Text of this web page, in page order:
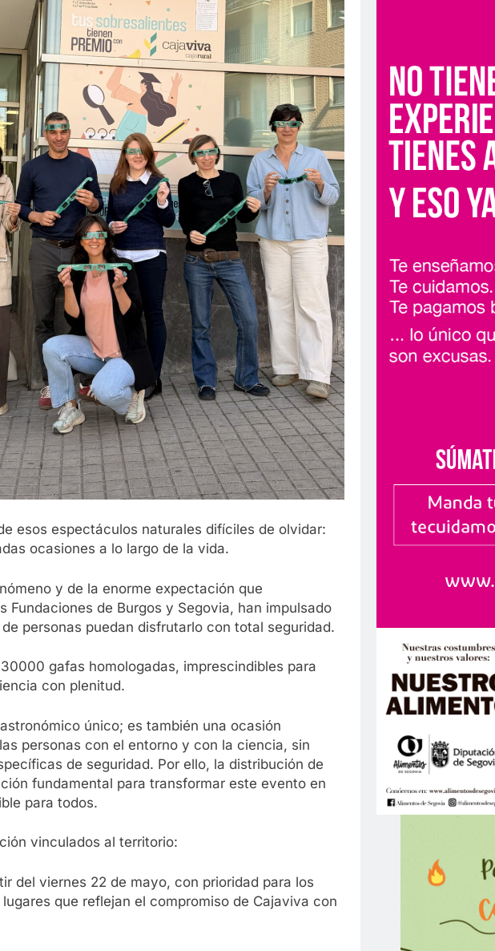
esos espectáculos naturales difíciles de olvidar:
ocasiones a lo largo de la vida.
y de la enorme expectación que
Fundaciones de Burgos y Segovia, han impulsado
personas puedan disfrutarlo con total seguridad.
gafas homologadas, imprescindibles para
con plenitud.
único; es también una ocasión
personas con el entorno y con la ciencia, sin
de seguridad. Por ello, la distribución de
fundamental para transformar este evento en
para todos.
vinculados al territorio:
del viernes 22 de mayo, con prioridad para los
que reflejan el compromiso de Cajaviva con